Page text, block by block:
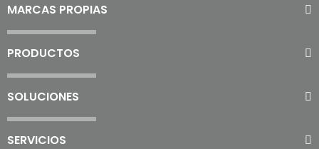
MARCAS PROPIAS
PRODUCTOS
SOLUCIONES
SERVICIOS